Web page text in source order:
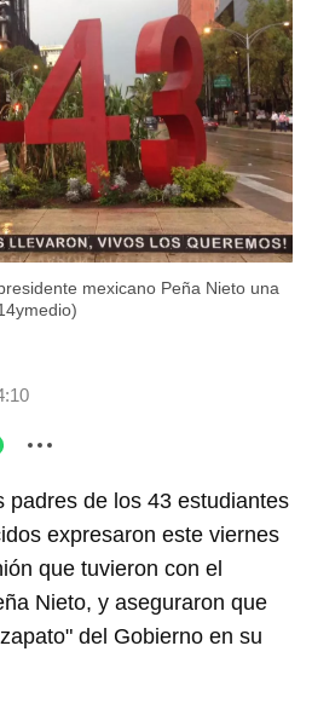
mexicano Peña Nieto una
padres de los 43 estudiantes
expresaron este viernes
que tuvieron con el
Nieto, y aseguraron que
del Gobierno en su